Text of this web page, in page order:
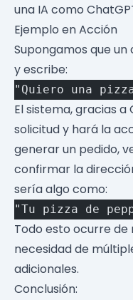
una IA como
Ejemplo en Acción
Supongamos que
y escribe:
"Quiero una
El sistema, gracias
solicitud y hará la
generar un pedido,
confirmar la
sería algo como:
"Tu pizza de
Todo esto ocurre
necesidad de
adicionales.
Conclusión: